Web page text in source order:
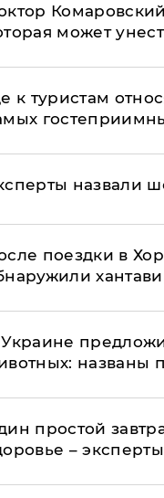
может
к туристам
назвали
поездки в
названы
простой
–